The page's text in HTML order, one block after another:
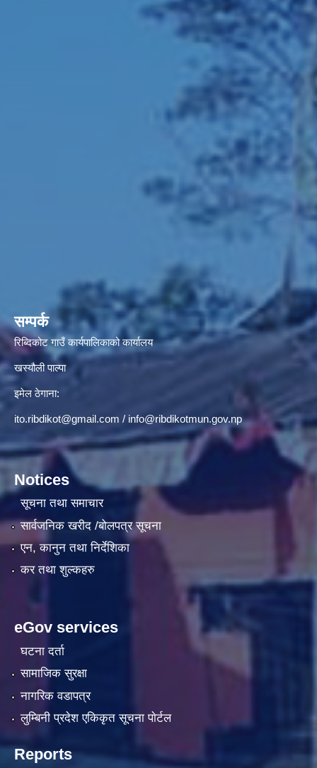
सम्पर्क
रिब्दिकोट गाउँ कार्यपालिकाको कार्यालय
खस्यौली पाल्पा
इमेल ठेगाना:
ito.ribdikot@gmail.com / info@ribdikotmun.gov.np
Notices
सूचना तथा समाचार
सार्वजनिक खरीद /बोलपत्र सूचना
एन, कानुन तथा निर्देशिका
कर तथा शुल्कहरु
eGov services
घटना दर्ता
सामाजिक सुरक्षा
नागरिक वडापत्र
लुम्बिनी प्रदेश एकिकृत सूचना पाेर्टल
Reports